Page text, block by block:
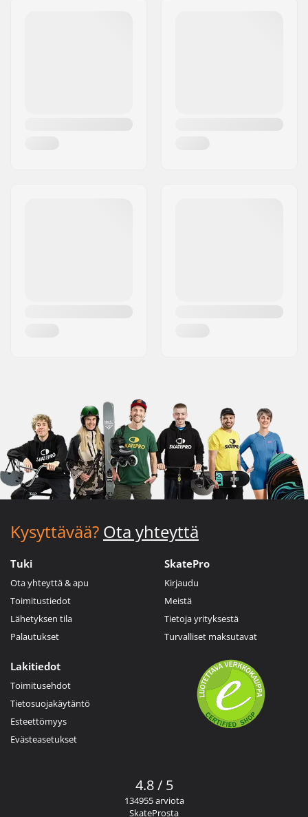
Kysyttävää? Ota yhteyttä
Tuki
Ota yhteyttä & apu
Toimitustiedot
Lähetyksen tila
Palautukset
SkatePro
Kirjaudu
Meistä
Tietoja yrityksestä
Turvalliset maksutavat
Lakitiedot
Toimitusehdot
Tietosuojakäytäntö
Esteettömyys
Evästeasetukset
4.8 / 5
134955 arviota
SkateProsta